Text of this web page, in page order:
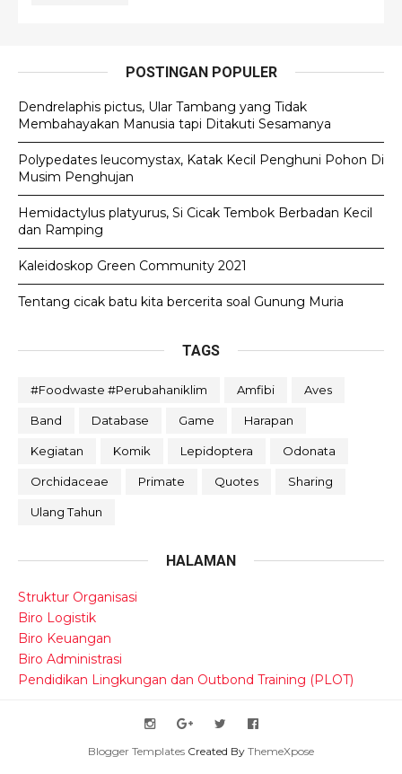
POSTINGAN POPULER
Dendrelaphis pictus, Ular Tambang yang Tidak
Membahayakan Manusia tapi Ditakuti Sesamanya
Polypedates leucomystax, Katak Kecil Penghuni Pohon Di
Musim Penghujan
Hemidactylus platyurus, Si Cicak Tembok Berbadan Kecil
dan Ramping
Kaleidoskop Green Community 2021
Tentang cicak batu kita bercerita soal Gunung Muria
TAGS
#foodwaste #perubahaniklim Amfibi Aves
Band Database Game Harapan
Kegiatan Komik Lepidoptera Odonata
Orchidaceae Primate Quotes Sharing
Ulang Tahun
HALAMAN
Struktur Organisasi
Biro Logistik
Biro Keuangan
Biro Administrasi
Pendidikan Lingkungan dan Outbond Training (PLOT)
Blogger Templates Created By ThemeXpose